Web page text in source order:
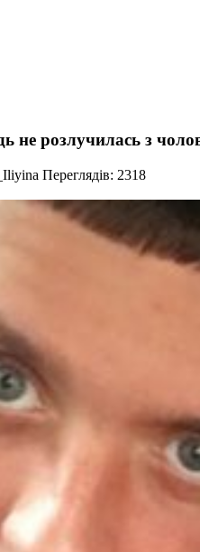
не розлучилась з
Переглядів: 2318